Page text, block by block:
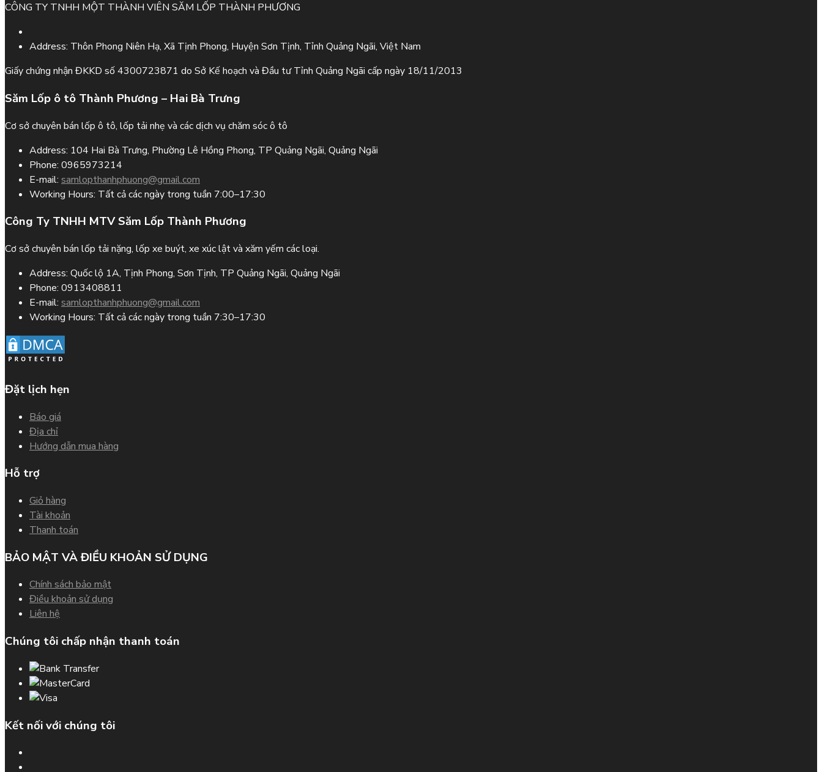
CÔNG TY TNHH MỘT THÀNH VIÊN SĂM LỐP THÀNH PHƯƠNG
Address: Thôn Phong Niên Hạ, Xã Tịnh Phong, Huyện Sơn Tịnh, Tỉnh Quảng Ngãi, Việt Nam
Giấy chứng nhận ĐKKD số 4300723871 do Sở Kế hoạch và Đầu tư Tỉnh Quảng Ngãi cấp ngày 18/11/2013
Săm Lốp ô tô Thành Phương – Hai Bà Trưng
Cơ sở chuyên bán lốp ô tô, lốp tải nhẹ và các dịch vụ chăm sóc ô tô
Address: 104 Hai Bà Trưng, Phường Lê Hồng Phong, TP Quảng Ngãi, Quảng Ngãi
Phone: 0965973214
E-mail: samlopthanhphuong@gmail.com
Working Hours: Tất cả các ngày trong tuần 7:00–17:30
Công Ty TNHH MTV Săm Lốp Thành Phương
Cơ sở chuyên bán lốp tải nặng, lốp xe buýt, xe xúc lật và xăm yếm các loại.
Address: Quốc lộ 1A, Tịnh Phong, Sơn Tịnh, TP Quảng Ngãi, Quảng Ngãi
Phone: 0913408811
E-mail: samlopthanhphuong@gmail.com
Working Hours: Tất cả các ngày trong tuần 7:30–17:30
Đặt lịch hẹn
Báo giá
Địa chỉ
Hướng dẫn mua hàng
Hỗ trợ
Giỏ hàng
Tài khoản
Thanh toán
BẢO MẬT VÀ ĐIỀU KHOẢN SỬ DỤNG
Chính sách bảo mật
Điều khoản sử dụng
Liên hệ
Chúng tôi chấp nhận thanh toán
Kết nối với chúng tôi